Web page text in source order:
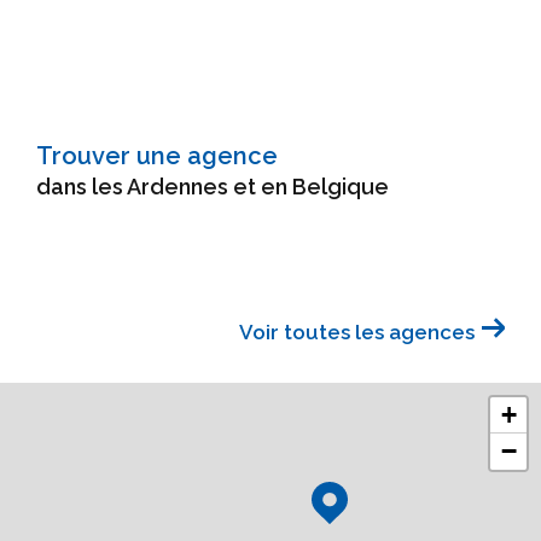
Trouver une agence
dans les Ardennes et en Belgique
Voir toutes les agences
+
−